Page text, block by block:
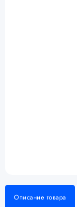
Описание товара